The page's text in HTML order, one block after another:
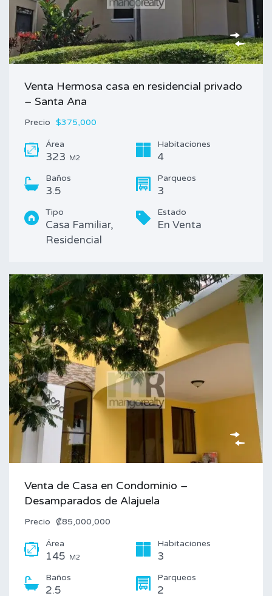
Venta Hermosa casa en residencial privado
– Santa Ana
Precio $375,000
Área
323 M2
Habitaciones
4
Baños
3.5
Parqueos
3
Tipo
Casa Familiar,
Residencial
Estado
En Venta
Venta de Casa en Condominio –
Desamparados de Alajuela
Precio ₡85,000,000
Área
145 M2
Habitaciones
3
Baños
2.5
Parqueos
2